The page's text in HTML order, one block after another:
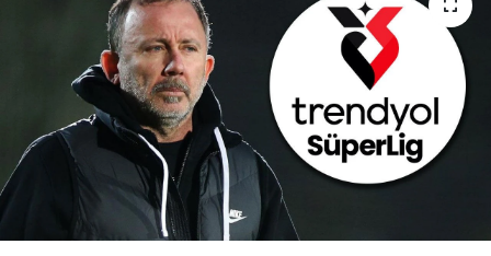
Gün Başlıyor
Gün Bitiyor
Gün Ortası
Gündem Özel